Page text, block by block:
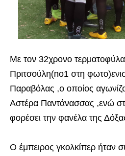
Με τον 32χρονο
Πριτσούλη(no1 στη
Παραβόλας ,ο οποίος
Αστέρα Παντάνασσας ,ενώ
φορέσει την φανέλα της
Ο έμπειρος γκολκίπερ ήταν